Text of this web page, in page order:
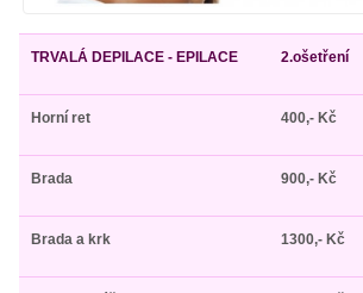
TRVALÁ DEPILACE - EPILACE 2.ošetření
Horní ret 400,- Kč
Brada 900,- Kč
Brada a krk 1300,- Kč